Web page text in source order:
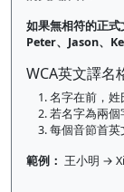
如果無相符的正式
Peter、Jason、
WCA英文譯名
1. 名字在前，姓
2. 若名字為兩個
3. 每個音節首英
範例： 王小明 →